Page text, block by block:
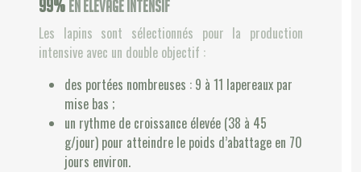
99% en élevage intensif
Les lapins sont sélectionnés pour la production
intensive avec un double objectif :
des portées nombreuses : 9 à 11 lapereaux par
mise bas ;
un rythme de croissance élevée (38 à 45
g/jour) pour atteindre le poids d’abattage en 70
jours environ.